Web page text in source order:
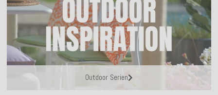
Outdoor Serien